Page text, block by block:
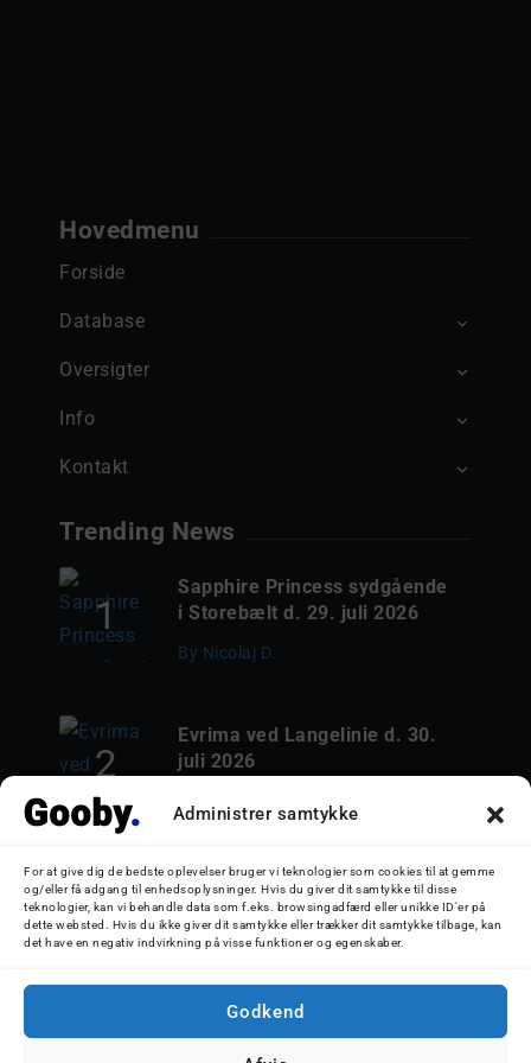
Administrer samtykke
For at give dig de bedste oplevelser bruger vi teknologier som cookies til at gemme
og/eller få adgang til enhedsoplysninger. Hvis du giver dit samtykke til disse
teknologier, kan vi behandle data som f.eks. browsingadfærd eller unikke ID'er på
dette websted. Hvis du ikke giver dit samtykke eller trækker dit samtykke tilbage, kan
det have en negativ indvirkning på visse funktioner og egenskaber.
Godkend
Hovedmenu
Forside
Database
Oversigter
Info
Kontakt
Trending News
Sapphire Princess sydgående
i Storebælt d. 29. juli 2026
By Nicolaj D.
Evrima ved Langelinie d. 30.
juli 2026
Kronprins Frederik
ankommer til Esbjerg d. 27.
juli, 2026